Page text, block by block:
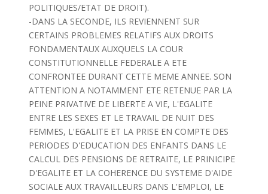
POLITIQUES/ETAT DE DROIT).
-DANS LA SECONDE, ILS REVIENNENT SUR
CERTAINS PROBLEMES RELATIFS AUX DROITS
FONDAMENTAUX AUXQUELS LA COUR
CONSTITUTIONNELLE FEDERALE A ETE
CONFRONTEE DURANT CETTE MEME ANNEE. SON
ATTENTION A NOTAMMENT ETE RETENUE PAR LA
PEINE PRIVATIVE DE LIBERTE A VIE, L'EGALITE
ENTRE LES SEXES ET LE TRAVAIL DE NUIT DES
FEMMES, L'EGALITE ET LA PRISE EN COMPTE DES
PERIODES D'EDUCATION DES ENFANTS DANS LE
CALCUL DES PENSIONS DE RETRAITE, LE PRINICIPE
D'EGALITE ET LA COHERENCE DU SYSTEME D'AIDE
SOCIALE AUX TRAVAILLEURS DANS L'EMPLOI, LE